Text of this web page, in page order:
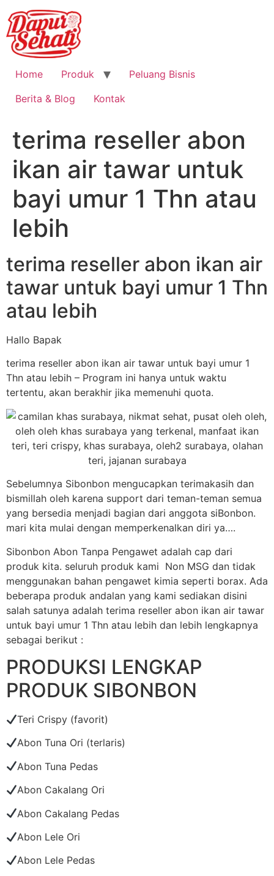
Home Produk
Peluang Bisnis
Berita & Blog
Kontak
terima reseller abon
ikan air tawar untuk
bayi umur 1 Thn atau
lebih
terima reseller abon ikan air
tawar untuk bayi umur 1 Thn
atau lebih
Hallo Bapak
terima reseller abon ikan air tawar untuk bayi umur 1
Thn atau lebih – Program ini hanya untuk waktu
tertentu, akan berakhir jika memenuhi quota.
Sebelumnya Sibonbon mengucapkan terimakasih dan
bismillah oleh karena support dari teman-teman semua
yang bersedia menjadi bagian dari anggota siBonbon.
mari kita mulai dengan memperkenalkan diri ya….
Sibonbon Abon Tanpa Pengawet adalah cap dari
produk kita. seluruh produk kami Non MSG dan tidak
menggunakan bahan pengawet kimia seperti borax. Ada
beberapa produk andalan yang kami sediakan disini
salah satunya adalah terima reseller abon ikan air tawar
untuk bayi umur 1 Thn atau lebih dan lebih lengkapnya
sebagai berikut :
PRODUKSI LENGKAP
PRODUK SIBONBON
Teri Crispy (favorit)
Abon Tuna Ori (terlaris)
Abon Tuna Pedas
Abon Cakalang Ori
Abon Cakalang Pedas
Abon Lele Ori
Abon Lele Pedas